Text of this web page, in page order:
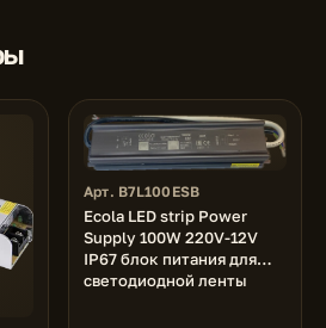
Арт. B7L100ESB
Ecola LED strip Power
Supply 100W 220V-12V
IP67 блок питания для
светодиодной ленты